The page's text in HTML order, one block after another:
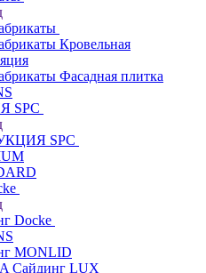
Кровельная
Фасадная плитка
SPC
SPC
Docke
MONLID
Сайдинг LUX